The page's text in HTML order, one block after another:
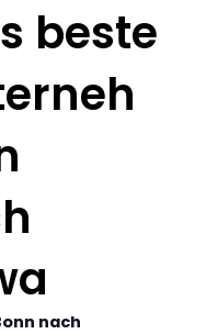
beste
nach